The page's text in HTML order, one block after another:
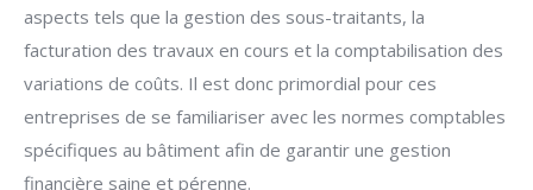
aspects tels que la gestion des sous-traitants, la
facturation des travaux en cours et la comptabilisation des
variations de coûts. Il est donc primordial pour ces
entreprises de se familiariser avec les normes comptables
spécifiques au bâtiment afin de garantir une gestion
financière saine et pérenne.